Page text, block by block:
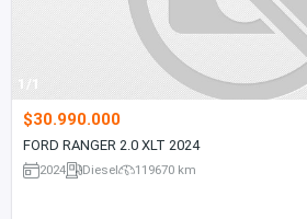
1/1
$30.990.000
FORD RANGER 2.0 XLT 2024
2024 Diesel 119670 km